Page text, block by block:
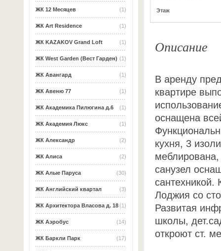
(1)
ЖК 12 Месяцев
(1)
ЖК Art Residence
(1)
ЖК KAZAKOV Grand Loft
(1)
ЖК West Garden (Вест Гарден)
(1)
ЖК Авангард
(1)
ЖК Авеню 77
(1)
ЖК Академика Пилюгина д.6
(1)
ЖК Академия Люкс
(2)
ЖК Александр
(2)
ЖК Алиса
(30)
ЖК Алые Паруса
(3)
ЖК Английский квартал
(1)
ЖК Архитектора Власова д. 18
(14)
ЖК Аэробус
(17)
ЖК Баркли Парк
Этаж
Описание
В аренду
квартире
оснащена
кухня, 3
санузел
сантехникой.
Лоджия со
Развитая
школы,
откроют ст.